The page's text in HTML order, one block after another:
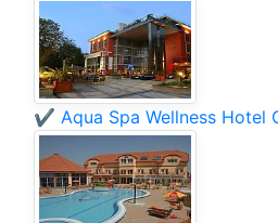
✔️ Aqua Spa Wellness Hotel